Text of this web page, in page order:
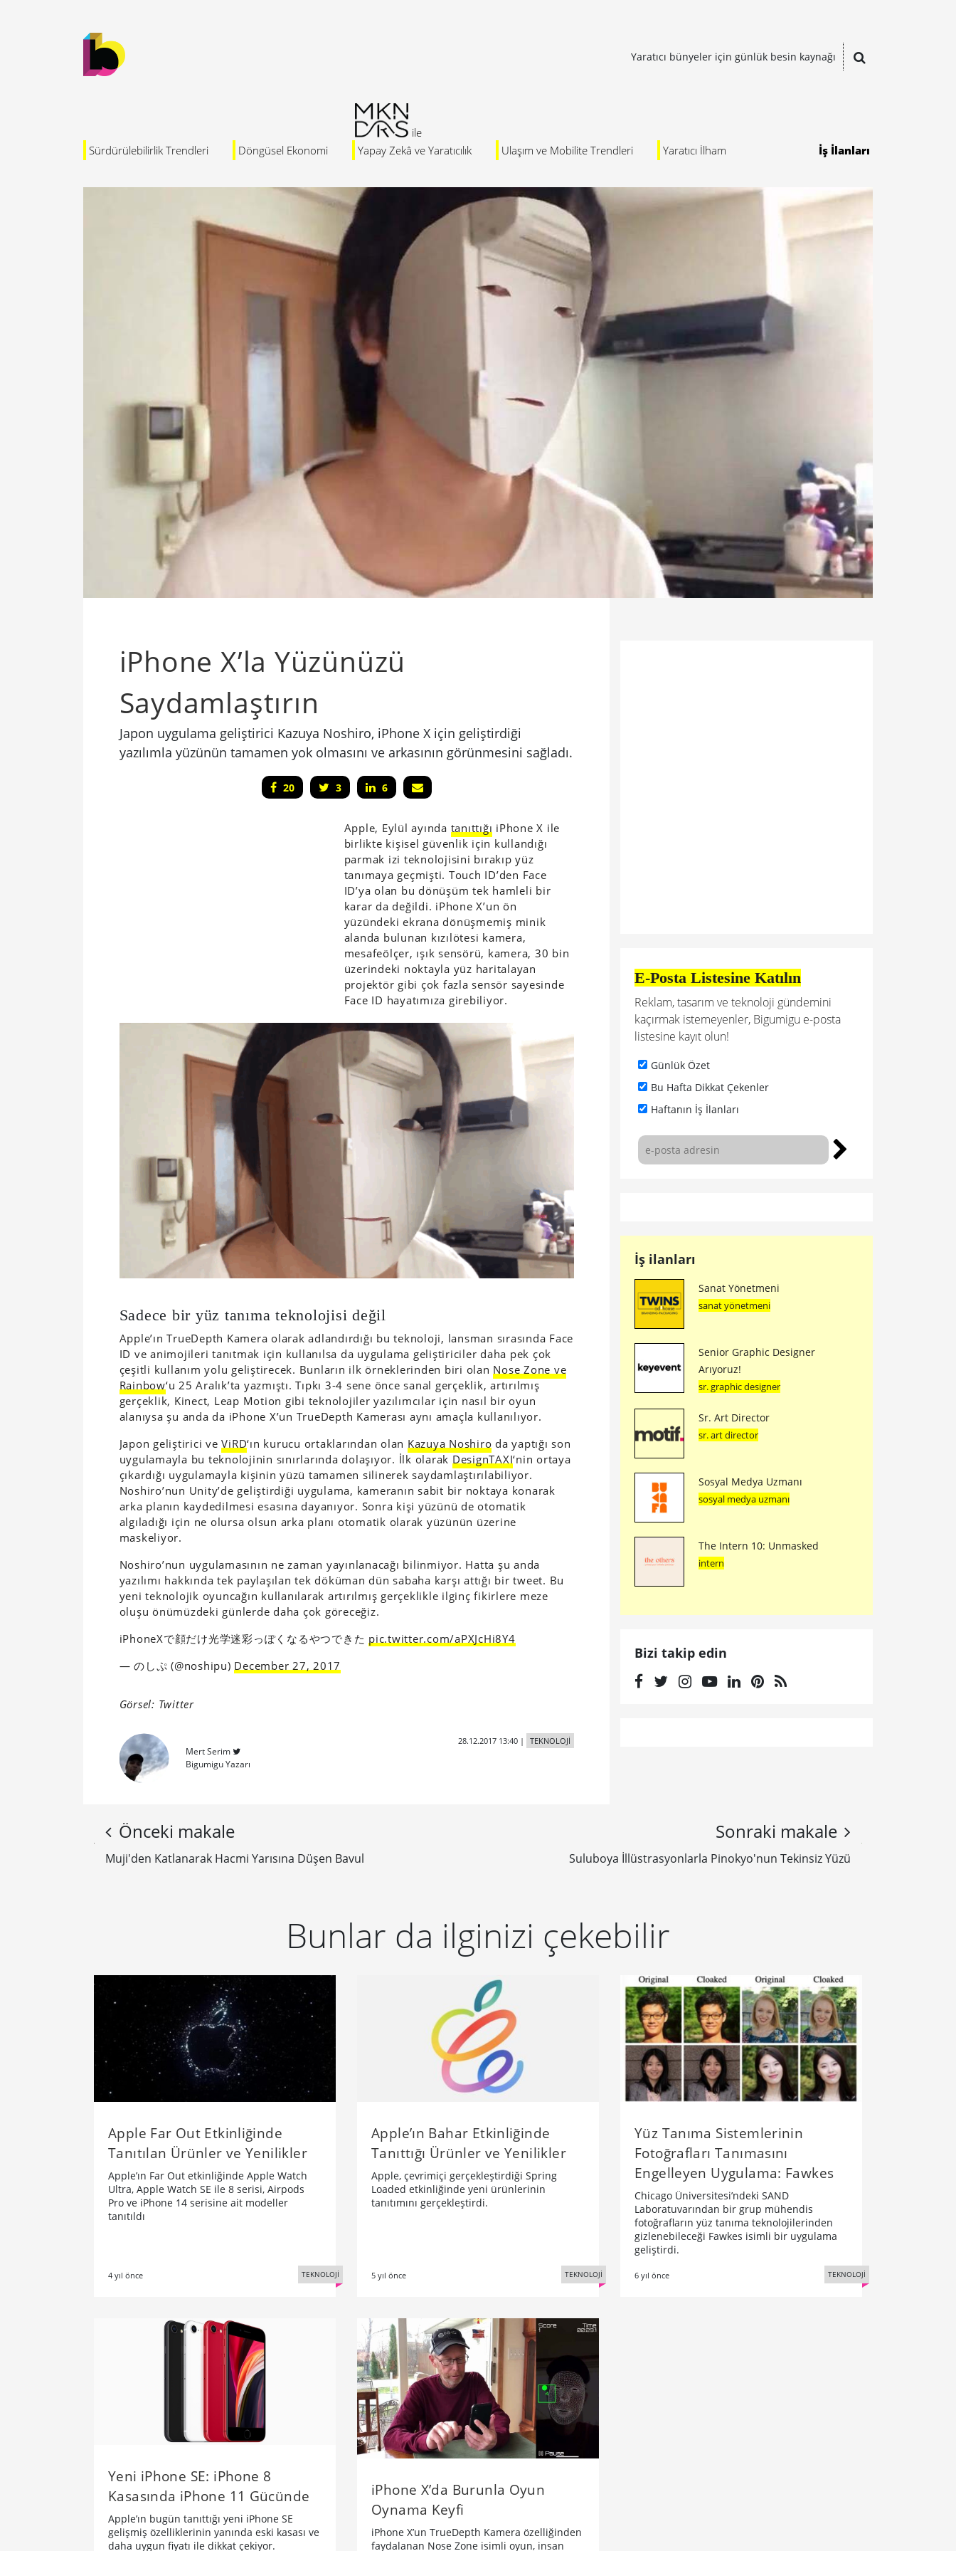
Yaratıcı bünyeler için günlük besin kaynağı
Sürdürülebilirlik Trendleri Döngüsel Ekonomi Yapay Zekâ ve Yaratıcılık Ulaşım ve Mobilite Trendleri Yaratıcı İlham İş İlanları
iPhone X’la Yüzünüzü
Saydamlaştırın
Japon uygulama geliştirici Kazuya Noshiro, iPhone X için geliştirdiği
yazılımla yüzünün tamamen yok olmasını ve arkasının görünmesini sağladı.
20 3 6
Apple, Eylül ayında tanıttığı iPhone X ile
birlikte kişisel güvenlik için kullandığı
parmak izi teknolojisini bırakıp yüz
tanımaya geçmişti. Touch ID’den Face
ID’ya olan bu dönüşüm tek hamleli bir
karar da değildi. iPhone X’un ön
yüzündeki ekrana dönüşmemiş minik
alanda bulunan kızılötesi kamera,
mesafeölçer, ışık sensörü, kamera, 30 bin
üzerindeki noktayla yüz haritalayan
projektör gibi çok fazla sensör sayesinde
Face ID hayatımıza girebiliyor.
Sadece bir yüz tanıma teknolojisi değil
Apple’ın TrueDepth Kamera olarak adlandırdığı bu teknoloji, lansman sırasında Face
ID ve animojileri tanıtmak için kullanılsa da uygulama geliştiriciler daha pek çok
çeşitli kullanım yolu geliştirecek. Bunların ilk örneklerinden biri olan Nose Zone ve
Rainbow‘u 25 Aralık’ta yazmıştı. Tıpkı 3-4 sene önce sanal gerçeklik, artırılmış
gerçeklik, Kinect, Leap Motion gibi teknolojiler yazılımcılar için nasıl bir oyun
alanıysa şu anda da iPhone X’un TrueDepth Kamerası aynı amaçla kullanılıyor.
Japon geliştirici veViRD‘ın kurucu ortaklarından olan Kazuya Noshiro da yaptığı son
uygulamayla bu teknolojinin sınırlarında dolaşıyor. İlk olarak DesignTAXI‘nin ortaya
çıkardığı uygulamayla kişinin yüzü tamamen silinerek saydamlaştırılabiliyor.
Noshiro’nun Unity’de geliştirdiği uygulama, kameranın sabit bir noktaya konarak
arka planın kaydedilmesi esasına dayanıyor. Sonra kişi yüzünü de otomatik
algıladığı için ne olursa olsun arka planı otomatik olarak yüzünün üzerine
maskeliyor.
Noshiro’nun uygulamasının ne zaman yayınlanacağı bilinmiyor. Hatta şu anda
yazılımı hakkında tek paylaşılan tek döküman dün sabaha karşı attığı bir tweet. Bu
yeni teknolojik oyuncağın kullanılarak artırılmış gerçeklikle ilginç fikirlere meze
oluşu önümüzdeki günlerde daha çok göreceğiz.
iPhoneXで顔だけ光学迷彩っぽくなるやつできた pic.twitter.com/aPXJcHi8Y4
— のしぷ (@noshipu) December 27, 2017
Görsel: Twitter
Mert Serim
Bigumigu Yazarı
28.12.2017 13:40| TEKNOLOJİ
E-Posta Listesine Katılın
Reklam, tasarım ve teknoloji gündemini
kaçırmak istemeyenler, Bigumigu e-posta
listesine kayıt olun!
Günlük Özet
Bu Hafta Dikkat Çekenler
Haftanın İş İlanları
İş ilanları
Sanat Yönetmeni
sanat yönetmeni
Senior Graphic Designer
Arıyoruz!
sr. graphic designer
Sr. Art Director
sr. art director
Sosyal Medya Uzmanı
sosyal medya uzmanı
The Intern 10: Unmasked
intern
Bizi takip edin
Önceki makale
Muji'den Katlanarak Hacmi Yarısına Düşen Bavul
Sonraki makale
Suluboya İllüstrasyonlarla Pinokyo'nun Tekinsiz Yüzü
Bunlar da ilginizi çekebilir
Apple Far Out Etkinliğinde
Tanıtılan Ürünler ve Yenilikler
Apple’ın Far Out etkinliğinde Apple Watch
Ultra, Apple Watch SE ile 8 serisi, Airpods
Pro ve iPhone 14 serisine ait modeller
tanıtıldı
4 yıl önce TEKNOLOJİ
Apple’ın Bahar Etkinliğinde
Tanıttığı Ürünler ve Yenilikler
Apple, çevrimiçi gerçekleştirdiği Spring
Loaded etkinliğinde yeni ürünlerinin
tanıtımını gerçekleştirdi.
5 yıl önce TEKNOLOJİ
Yüz Tanıma Sistemlerinin
Fotoğrafları Tanımasını
Engelleyen Uygulama: Fawkes
Chicago Üniversitesi’ndeki SAND
Laboratuvarından bir grup mühendis
fotoğrafların yüz tanıma teknolojilerinden
gizlenebileceği Fawkes isimli bir uygulama
geliştirdi.
6 yıl önce TEKNOLOJİ
Yeni iPhone SE: iPhone 8
Kasasında iPhone 11 Gücünde
Apple’ın bugün tanıttığı yeni iPhone SE
gelişmiş özelliklerinin yanında eski kasası ve
daha uygun fiyatı ile dikkat çekiyor.
iPhone X’da Burunla Oyun
Oynama Keyfi
iPhone X’un TrueDepth Kamera özelliğinden
faydalanan Nose Zone isimli oyun, insan